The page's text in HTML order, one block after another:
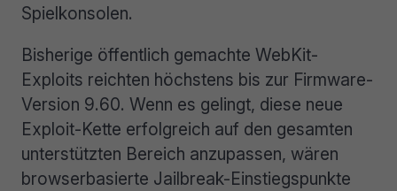
Spielkonsolen.
Bisherige öffentlich gemachte WebKit-
Exploits reichten höchstens bis zur Firmware-
Version 9.60. Wenn es gelingt, diese neue
Exploit-Kette erfolgreich auf den gesamten
unterstützten Bereich anzupassen, wären
browserbasierte Jailbreak-Einstiegspunkte